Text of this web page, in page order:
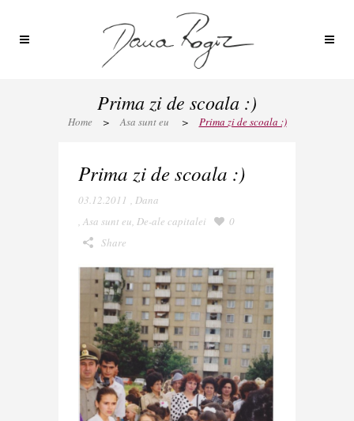
Prima zi de scoala :)
Home > Asa sunt eu > Prima zi de scoala :)
Prima zi de scoala :)
03.12.2011 , Dana
, Asa sunt eu, De-ale capitalei
0
Share